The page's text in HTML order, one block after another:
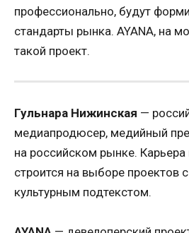
профессионально, будут
стандарты рынка. AYANA, на
такой проект.
Гульнара Нижинская —
медиапродюсер, медийный
на российском рынке.
строится на выборе проектов
культурным подтекстом.